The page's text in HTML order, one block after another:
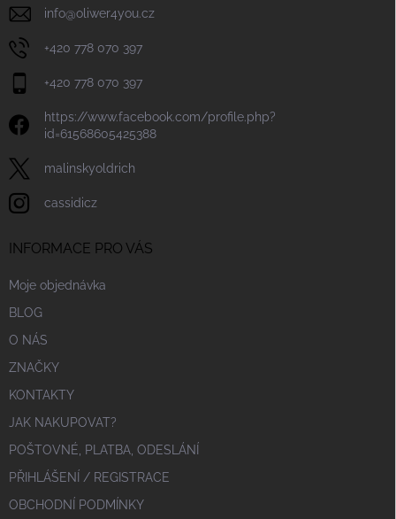
info@oliwer4you.cz
+420 778 070 397
+420 778 070 397
https://www.facebook.com/profile.php?
id=61568605425388
malinskyoldrich
cassidicz
INFORMACE PRO VÁS
Moje objednávka
BLOG
O NÁS
ZNAČKY
KONTAKTY
JAK NAKUPOVAT?
POŠTOVNÉ, PLATBA, ODESLÁNÍ
PŘIHLÁŠENÍ / REGISTRACE
OBCHODNÍ PODMÍNKY